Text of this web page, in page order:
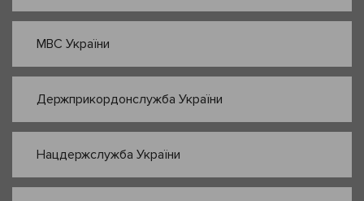
МВС України
Держприкордонслужба України
Нацдержслужба України